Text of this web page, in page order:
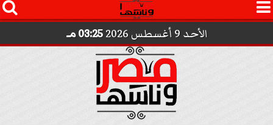
 
الأحد 9 أغسطس 2026 03:25 مـ